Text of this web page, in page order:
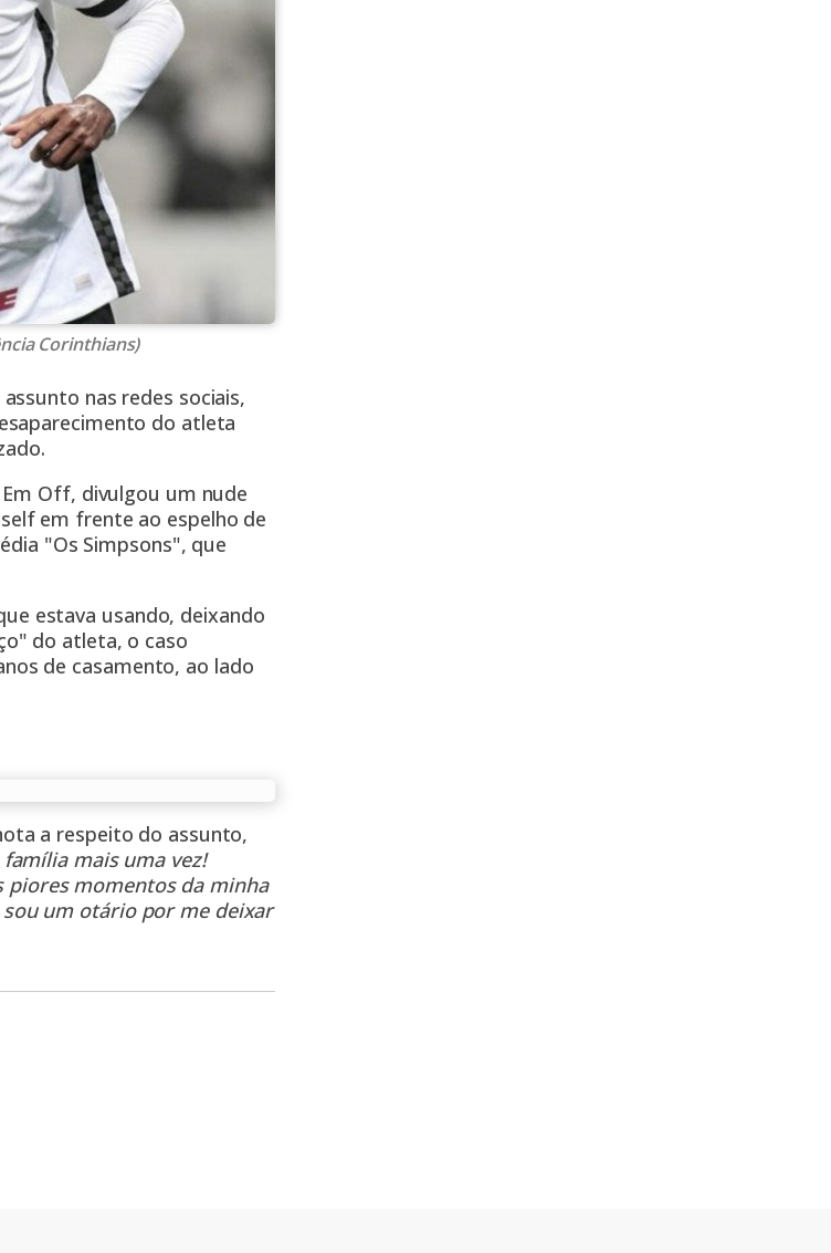
Corinthians)
nas redes sociais,
do atleta
Off, divulgou um nude
em frente ao espelho de
"Os Simpsons", que
estava usando, deixando
do atleta, o caso
de casamento, ao lado
a respeito do assunto,
família mais uma vez!
piores momentos da minha
sou um otário por me deixar